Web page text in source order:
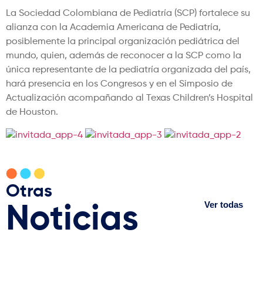
La Sociedad Colombiana de Pediatría (SCP) fortalece su
alianza con la Academia Americana de Pediatría,
posiblemente la principal organización pediátrica del
mundo, quien, además de reconocer a la SCP como la
única representante de la pediatría organizada del país,
hará presencia en los Congresos y en el Simposio de
Actualización acompañando al Texas Children’s Hospital
de Houston.
Otras
Noticias Ver todas